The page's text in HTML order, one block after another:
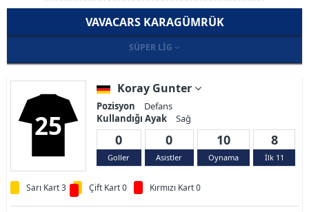
VAVACARS KARAGÜMRÜK
SÜPER LIG
25
Koray Gunter
Pozisyon
Defans
Kullandığı Ayak
Sağ
0
Goller
0
Asistler
10
Oynama
8
İlk 11
Sarı Kart 3 Çift Kart 0 Kırmızı Kart 0